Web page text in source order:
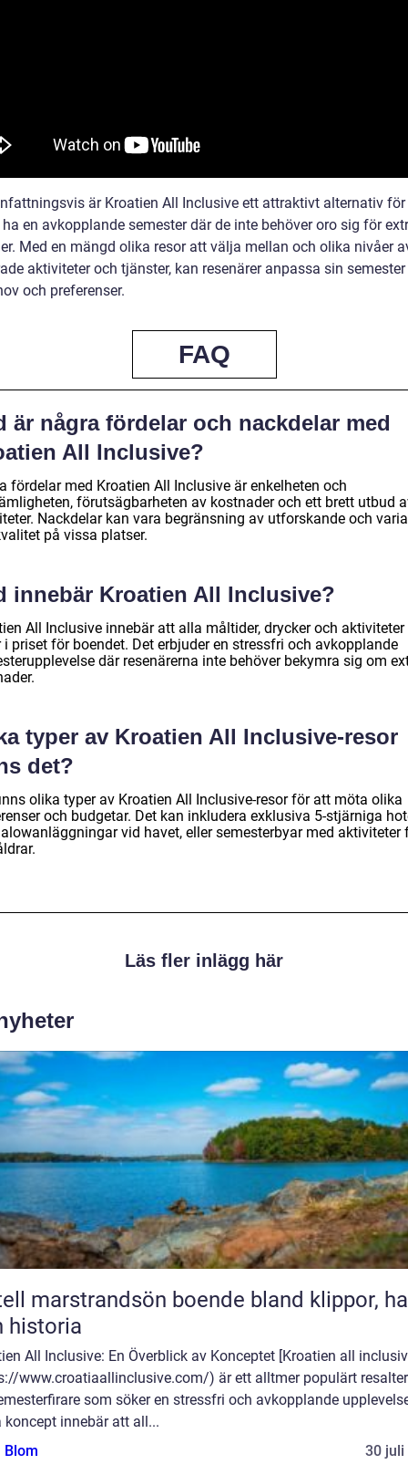
är Kroatien All Inclusive ett attraktivt alternativ
en avkopplande semester där de inte behöver oro sig för
Med en mängd olika resor att välja mellan och olika nivåer
aktiviteter och tjänster, kan resenärer anpassa sin
och preferenser.
FAQ
är några fördelar och nackdelar med
All Inclusive?
fördelar med Kroatien All Inclusive är enkelheten och
förutsägbarheten av kostnader och ett brett utbud
Nackdelar kan vara begränsning av utforskande och
på vissa platser.
innebär Kroatien All Inclusive?
All Inclusive innebär att alla måltider, drycker och aktiviteter
i priset för boendet. Det erbjuder en stressfri och avkopplande
där resenärerna inte behöver bekymra sig om
typer av Kroatien All Inclusive-resor
det?
olika typer av Kroatien All Inclusive-resor för att möta olika
och budgetar. Det kan inkludera exklusiva 5-stjärniga
vid havet, eller semesterbyar med aktiviteter
Läs fler inlägg här
boende bland klippor, hav
historia
All Inclusive: En Överblick av Konceptet [Kroatien all
www.croatiaallinclusive.com/) är ett alltmer populärt
som söker en stressfri och avkopplande
koncept innebär att all...
Blom
30 juli